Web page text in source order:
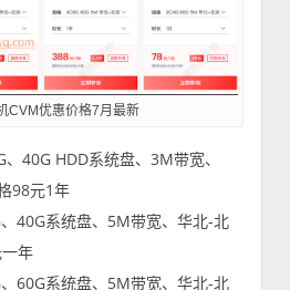
CVM优惠价格7月最新
40G HDD系统盘、3M带宽、
98元1年
40G系统盘、5M带宽、华北-北
年
60G系统盘、5M带宽、华北-北